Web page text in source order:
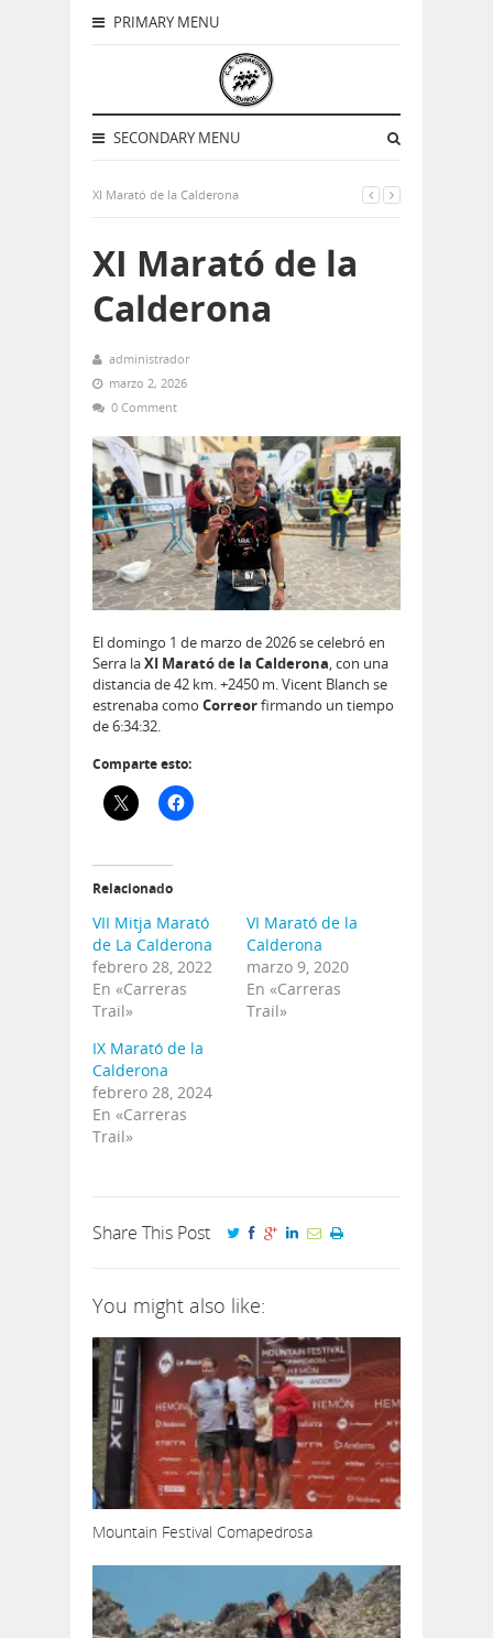
PRIMARY MENU
SECONDARY MENU
XI Marató de la Calderona
XI Marató de la
Calderona
administrador
marzo 2, 2026
0 Comment
El domingo 1 de marzo de 2026 se celebró en
Serra laXI Marató de la Calderona, con una
distancia de 42 km. +2450 m. Vicent Blanch se
estrenaba como Correorfirmando un tiempo
de 6:34:32.
Comparte esto:
Relacionado
VII Mitja Marató
de La Calderona
febrero 28, 2022
En «Carreras
Trail»
VI Marató de la
Calderona
marzo 9, 2020
En «Carreras
Trail»
IX Marató de la
Calderona
febrero 28, 2024
En «Carreras
Trail»
Share This Post
You might also like:
Mountain Festival Comapedrosa